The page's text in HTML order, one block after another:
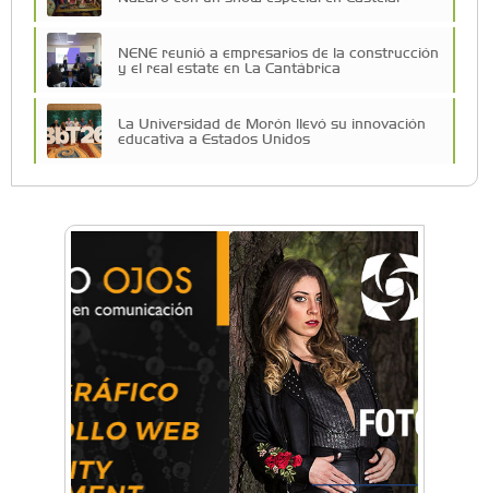
NENE reunió a empresarios de la construcción
y el real estate en La Cantábrica
La Universidad de Morón llevó su innovación
educativa a Estados Unidos
La primera vez que Eva Perón voló en avión lo
hizo desde Morón
Mariana Croce: "Hoy las empresas necesitan
un asesoramiento integral para crecer con
seguridad"
Música, teatro, yoga, danza y mucho más:
Conocé todos los talleres para aprender y
disfrutar en la Zona Oeste